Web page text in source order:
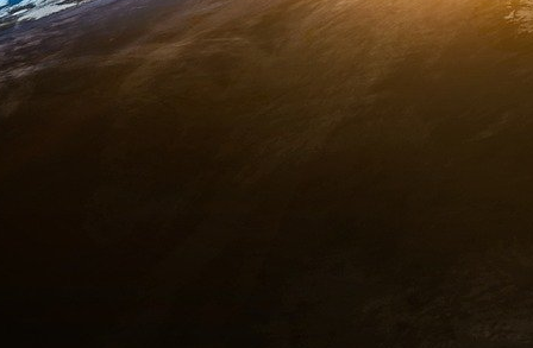
ressort se tend toujours plus et gare à la
électeurs d’importations (M. Juppé à la suite
– ou menacés - que demain “français” ils